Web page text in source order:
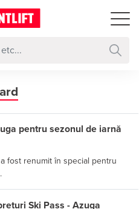
pentru sezonul de iarnă
fost renumit în special pentru
Ski Pass - Azuga